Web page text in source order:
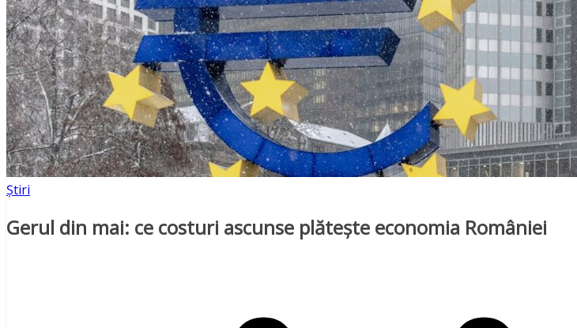
Știri
Gerul din mai: ce costuri ascunse plătește economia României